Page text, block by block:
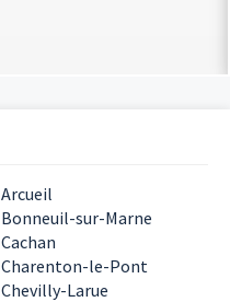
Arcueil
Bonneuil-sur-Marne
Cachan
Charenton-le-Pont
Chevilly-Larue